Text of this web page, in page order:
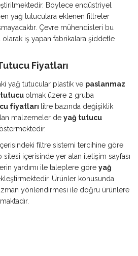
Böylece endüstriyel
yağ tutuculara eklenen filtreler
Çevre mühendisleri bu
iş yapan fabrikalara şiddetle
Fiyatları
yağ tutucular plastik ve paslanmaz
olmak üzere 2 gruba
fiyatları litre bazında değişiklik
malzemeler de yağ tutucu
filtre sistemi tercihine göre
içerisinde yer alan iletişim sayfası
yardımı ile taleplere göre yağ
Ürünler konusunda
yönlendirmesi ile doğru ürünlere